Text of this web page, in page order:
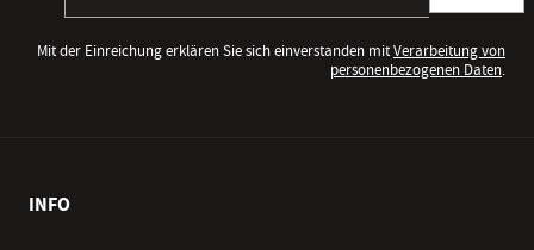
Mit der Einreichung erklären Sie sich einverstanden mitVerarbeitung von
personenbezogenen Daten.
INFO